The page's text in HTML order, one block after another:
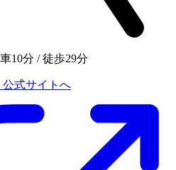
10分 / 徒歩29分
公式サイトへ